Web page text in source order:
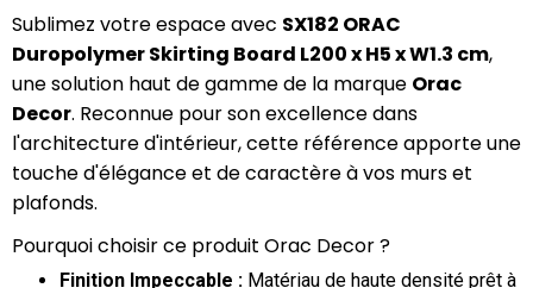
Sublimez votre espace avec SX182 ORAC
Duropolymer Skirting Board L200 x H5 x W1.3 cm,
une solution haut de gamme de la marque Orac
Decor. Reconnue pour son excellence dans
l'architecture d'intérieur, cette référence apporte une
touche d'élégance et de caractère à vos murs et
plafonds.
Pourquoi choisir ce produit Orac Decor ?
Finition Impeccable : Matériau de haute densité prêt à